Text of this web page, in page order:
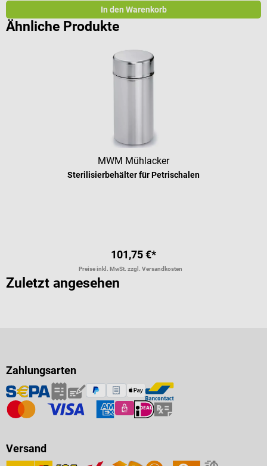
In den Warenkorb
Ähnliche Produkte
MWM Mühlacker
Sterilisierbehälter für Petrischalen
101,75 €*
Preise inkl. MwSt. zzgl. Versandkosten
Zuletzt angesehen
Zahlungsarten
Versand